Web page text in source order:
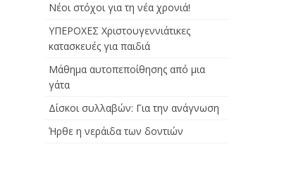
Νέοι στόχοι για τη νέα χρονιά!
ΥΠΕΡΟΧΕΣ Χριστουγεννιάτικες
κατασκευές για παιδιά
Μάθημα αυτοπεποίθησης από μια
γάτα
Δίσκοι συλλαβών: Για την ανάγνωση
Ήρθε η νεράιδα των δοντιών